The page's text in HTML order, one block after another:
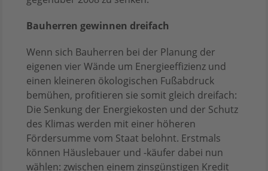
Bauherren gewinnen dreifach
Wenn sich Bauherren bei der Planung der
eigenen vier Wände um Energieeffizienz und
einen kleineren ökologischen Fußabdruck
bemühen, profitieren sie somit gleich dreifach:
Die Senkung der Energiekosten und der Schutz
des Klimas werden mit einer höheren
Fördersumme vom Staat belohnt. Erstmals
können Häuslebauer und -käufer dabei nun
wählen: zwischen einem zinsgünstigen Kredit